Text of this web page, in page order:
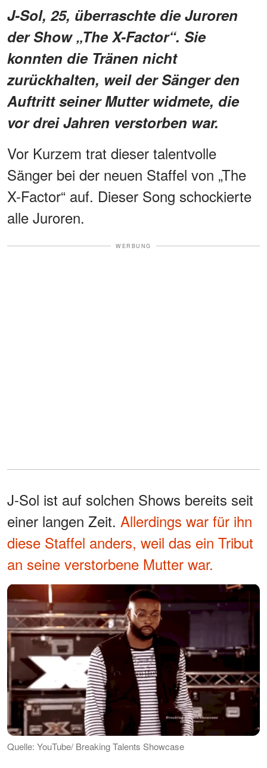
J-Sol, 25, überraschte die Juroren
der Show „The X-Factor“. Sie
konnten die Tränen nicht
zurückhalten, weil der Sänger den
Auftritt seiner Mutter widmete, die
vor drei Jahren verstorben war.
Vor Kurzem trat dieser talentvolle
Sänger bei der neuen Staffel von „The
X-Factor“ auf. Dieser Song schockierte
alle Juroren.
WERBUNG
J-Sol ist auf solchen Shows bereits seit
einer langen Zeit. Allerdings war für ihn
diese Staffel anders, weil das ein Tribut
an seine verstorbene Mutter war.
Quelle: YouTube/ Breaking Talents Showcase